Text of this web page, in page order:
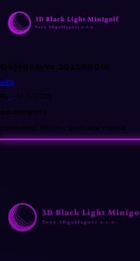
Objednávka 202500016
edit
By • 14. 1. 2025
comments
comments for this post are closed